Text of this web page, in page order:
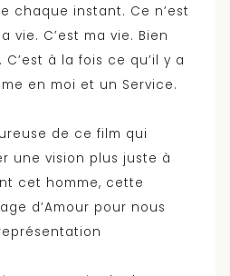
chaque instant. Ce n’est
vie. C’est ma vie. Bien
à la fois ce qu’il y a
en moi et un Service.
de ce film qui
une vision plus juste à
cet homme, cette
d’Amour pour nous